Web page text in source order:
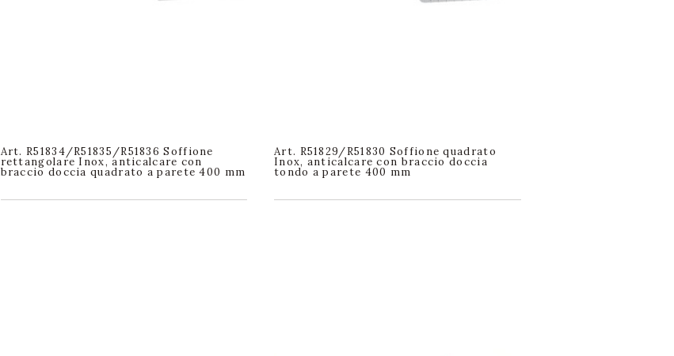
Art. R51834/R51835/R51836 Soffione
rettangolare Inox, anticalcare con
braccio doccia quadrato a parete 400 mm
Art. R51829/R51830 Soffione quadrato
Inox, anticalcare con braccio doccia
tondo a parete 400 mm